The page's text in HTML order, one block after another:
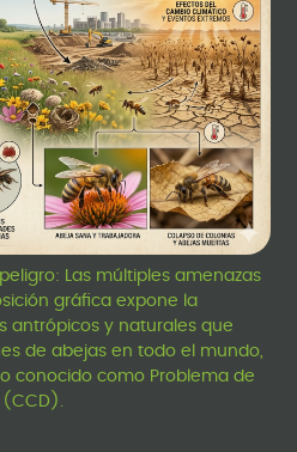
Las múltiples amenazas
gráfica expone la
antrópicos y naturales que
de abejas en todo el mundo,
conocido como Problema de